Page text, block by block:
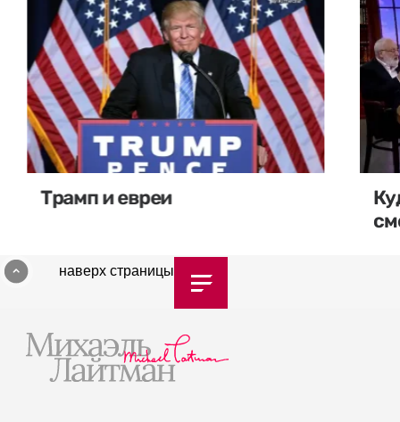
Трамп и евреи
наверх страницы